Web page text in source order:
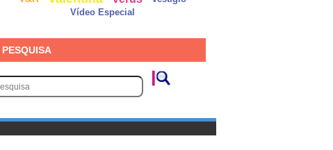
Vídeo Especial
PESQUISA